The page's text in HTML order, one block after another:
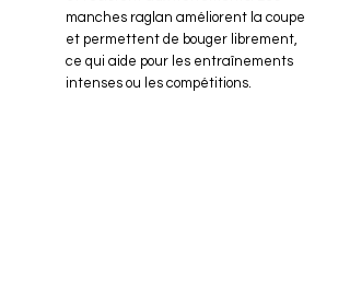
manches raglan améliorent la coupe
et permettent de bouger librement,
ce qui aide pour les entraînements
intenses ou les compétitions.